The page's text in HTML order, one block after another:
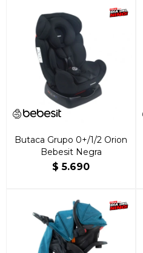
Butaca Grupo 0+/1/2 Orion
Bebesit Negra
$ 5.690